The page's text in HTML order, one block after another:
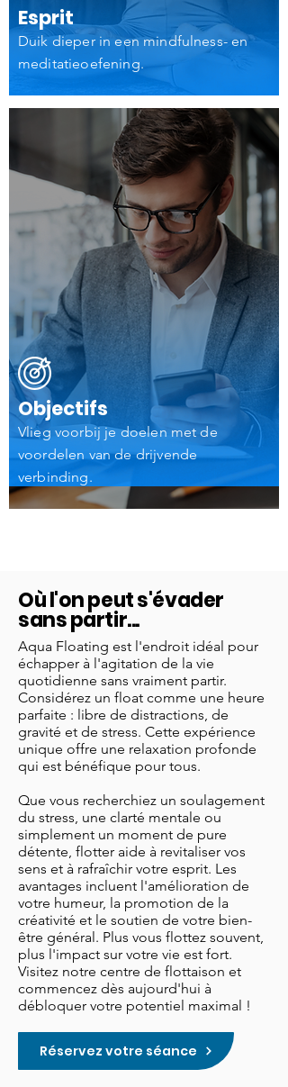
Esprit
Duik dieper in een mindfulness- en
meditatieoefening.
Objectifs
Vlieg voorbij je doelen met de
voordelen van de drijvende
verbinding.
Où l'on peut s'évader
sans partir...
Aqua Floating est l'endroit idéal pour
échapper à l'agitation de la vie
quotidienne sans vraiment partir.
Considérez un float comme une heure
parfaite : libre de distractions, de
gravité et de stress. Cette expérience
unique offre une relaxation profonde
qui est bénéfique pour tous.
Que vous recherchiez un soulagement
du stress, une clarté mentale ou
simplement un moment de pure
détente, flotter aide à revitaliser vos
sens et à rafraîchir votre esprit. Les
avantages incluent l'amélioration de
votre humeur, la promotion de la
créativité et le soutien de votre bien-
être général. Plus vous flottez souvent,
plus l'impact sur votre vie est fort.
Visitez notre centre de flottaison et
commencez dès aujourd'hui à
débloquer votre potentiel maximal !
Réservez votre séance